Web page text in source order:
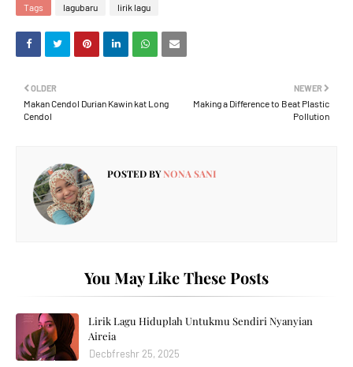
Tags lagubaru lirik lagu
NEWER
Making a Difference to Beat Plastic
Pollution
OLDER
Makan Cendol Durian Kawin kat Long
Cendol
POSTED BYNONA SANI
You May Like These Posts
Lirik Lagu Hiduplah Untukmu Sendiri Nyanyian
Aireia
Decbfreshr 25, 2025